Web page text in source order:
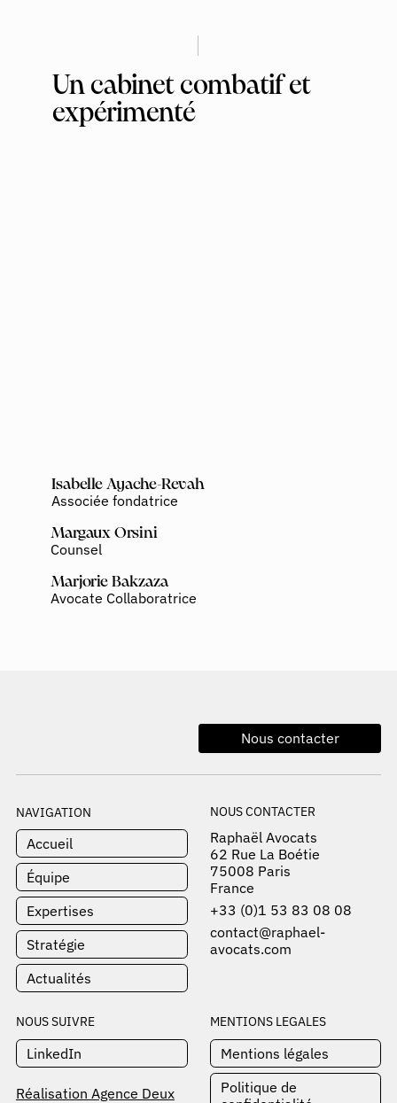
Isabelle Ayache-Revah
Associée fondatrice
Margaux Orsini
Counsel
Marjorie Bakzaza
Avocate Collaboratrice
Un cabinet combatif et
expérimenté
NAVIGATION
Accueil
Équipe
Expertises
Stratégie
Actualités
MENTIONS LEGALES
Mentions légales
Politique de
NOUS SUIVRE
LinkedIn
NOUS CONTACTER
Raphaël Avocats
62 Rue La Boétie
75008 Paris
France
+33 (0)1 53 83 08 08
contact@raphael-
avocats.com
Réalisation Agence Deux
Nous contacter